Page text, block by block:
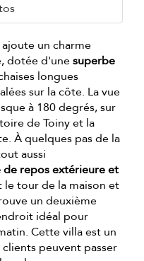
un charme
dotée d'unesuperbe
longues
sur la côte. La vue
à 180 degrés, sur
de Toiny et la
À quelques pas de la
aussi
de repos extérieure et
le tour de la maison et
un deuxième
idéal pour
Cette villa est un
peuvent passer